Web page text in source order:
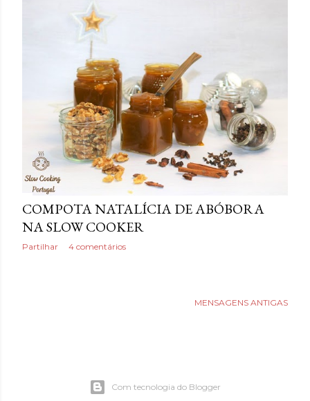
COMPOTA NATALÍCIA DE ABÓBORA
NA SLOW COOKER
Partilhar 4 comentários
MENSAGENS ANTIGAS
Com tecnologia do Blogger